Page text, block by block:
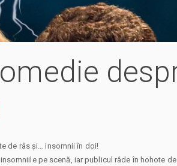
de râs și… insomnii în doi!
pe scenă, iar publicul râde în hohote de